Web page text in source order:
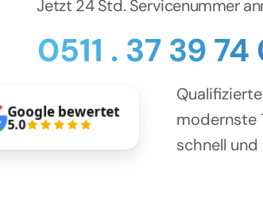
Jetzt 24 Std. Servicenummer
0511 . 37 39 74
Google bewertet
5.0
modernste
schnell und